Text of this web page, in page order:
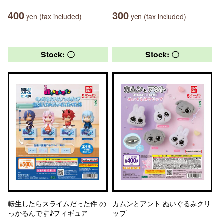
400 yen (tax included) 300 yen (tax included)
Stock: 〇
転生したらスライムだった件 の
っかるんです♪フィギュア
Stock: 〇
カムンとアント ぬいぐるみクリ
ップ